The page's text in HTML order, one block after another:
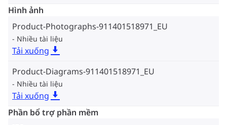
Hình ảnh
Product-Photographs-911401518971_EU
Nhiều tài liệu
Tải xuống
Product-Diagrams-911401518971_EU
Nhiều tài liệu
Tải xuống
Phần bổ trợ phần mềm